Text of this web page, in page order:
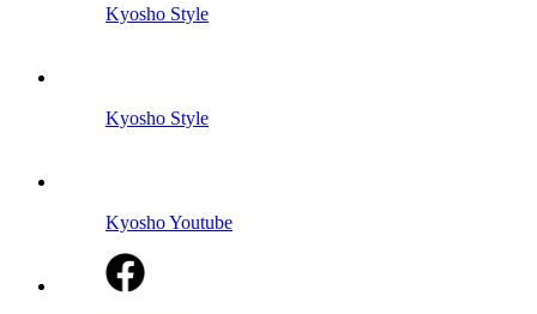
Kyosho Style
Kyosho Style
Kyosho Youtube